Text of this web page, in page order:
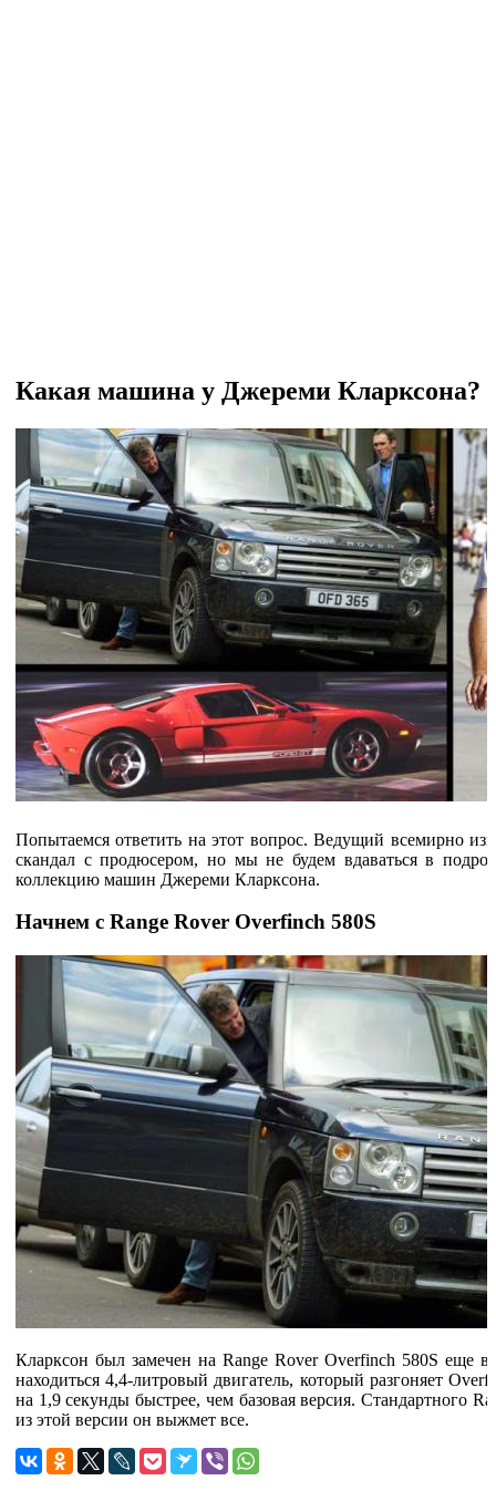
Какая машина у Джереми Кларксона?
Попытаемся ответить на этот вопрос. Ведущий всемирно
скандал с продюсером, но мы не будем вдаваться в
коллекцию машин Джереми Кларксона.
Начнем с Range Rover Overfinch 580S
Кларксон был замечен на Range Rover Overfinch 580S еще
находиться 4,4-литровый двигатель, который разгоняет
на 1,9 секунды быстрее, чем базовая версия. Стандартного
из этой версии он выжмет все.